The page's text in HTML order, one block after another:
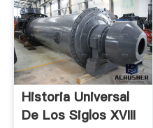
Historia Universal
De Los Siglos XVIII